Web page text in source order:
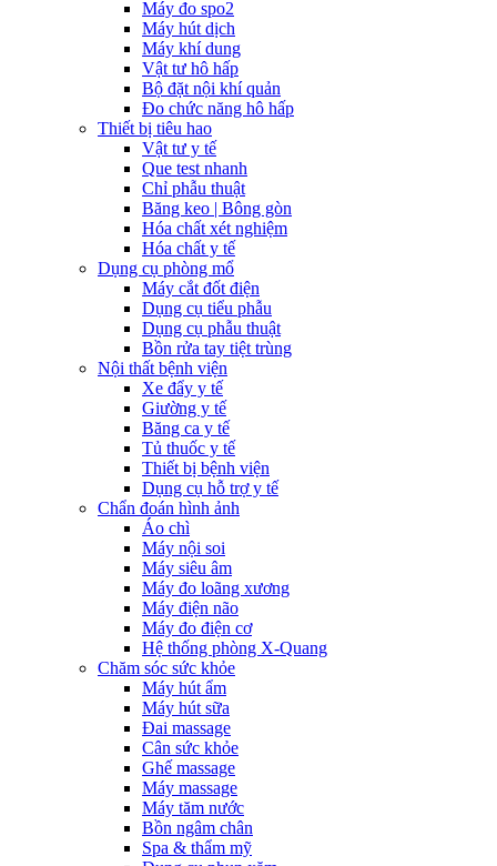
Máy đo spo2
Máy hút dịch
Máy khí dung
Vật tư hô hấp
Bộ đặt nội khí quản
Đo chức năng hô hấp
Thiết bị tiêu hao
Vật tư y tế
Que test nhanh
Chỉ phẫu thuật
Băng keo | Bông gòn
Hóa chất xét nghiệm
Hóa chất y tế
Dụng cụ phòng mổ
Máy cắt đốt điện
Dụng cụ tiểu phẫu
Dụng cụ phẫu thuật
Bồn rửa tay tiệt trùng
Nội thất bệnh viện
Xe đẩy y tế
Giường y tế
Băng ca y tế
Tủ thuốc y tế
Thiết bị bệnh viện
Dụng cụ hỗ trợ y tế
Chẩn đoán hình ảnh
Áo chì
Máy nội soi
Máy siêu âm
Máy đo loãng xương
Máy điện não
Máy đo điện cơ
Hệ thống phòng X-Quang
Chăm sóc sức khỏe
Máy hút ẩm
Máy hút sữa
Đai massage
Cân sức khỏe
Ghế massage
Máy massage
Máy tăm nước
Bồn ngâm chân
Spa & thẩm mỹ